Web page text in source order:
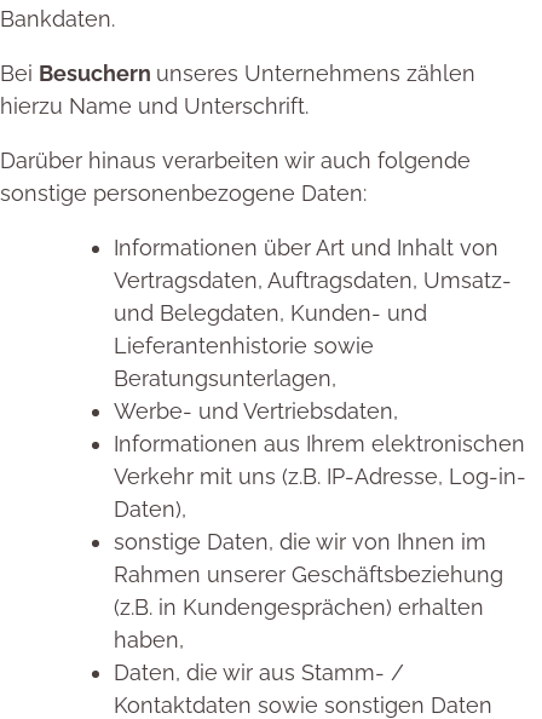
Bankdaten.
Bei Besuchern unseres Unternehmens zählen
hierzu Name und Unterschrift.
Darüber hinaus verarbeiten wir auch folgende
sonstige personenbezogene Daten:
Informationen über Art und Inhalt von
Vertragsdaten, Auftragsdaten, Umsatz-
und Belegdaten, Kunden- und
Lieferantenhistorie sowie
Beratungsunterlagen,
Werbe- und Vertriebsdaten,
Informationen aus Ihrem elektronischen
Verkehr mit uns (z.B. IP-Adresse, Log-in-
Daten),
sonstige Daten, die wir von Ihnen im
Rahmen unserer Geschäftsbeziehung
(z.B. in Kundengesprächen) erhalten
haben,
Daten, die wir aus Stamm- /
Kontaktdaten sowie sonstigen Daten